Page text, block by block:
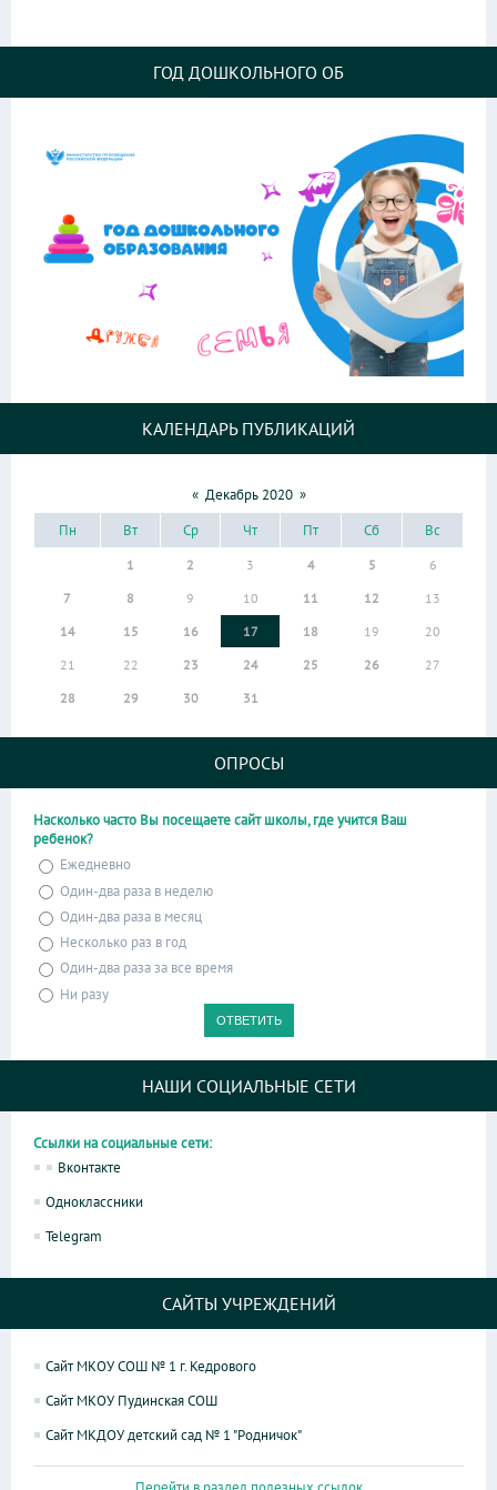
ГОД ДОШКОЛЬНОГО ОБ
КАЛЕНДАРЬ ПУБЛИКАЦИЙ
« Декабрь 2020 »
Пн
Вт Ср Чт Пт Сб Вс
1 2 3 4 5
6
7
8 9 10 11 12
13
14
15 16 17 18 19
20
21
22 23 24 25 26
27
28
29 30 31
ОПРОСЫ
Насколько часто Вы посещаете сайт школы, где учится Ваш
ребенок?
Ежедневно
Один-два раза в неделю
Один-два раза в месяц
Несколько раз в год
Один-два раза за все время
Ни разу
НАШИ СОЦИАЛЬНЫЕ СЕТИ
Ссылки на социальные сети:
Вконтакте
Одноклассники
Telegram
САЙТЫ УЧРЕЖДЕНИЙ
Сайт МКОУ СОШ № 1 г. Кедрового
Сайт МКОУ Пудинская СОШ
Сайт МКДОУ детский сад № 1 "Родничок"